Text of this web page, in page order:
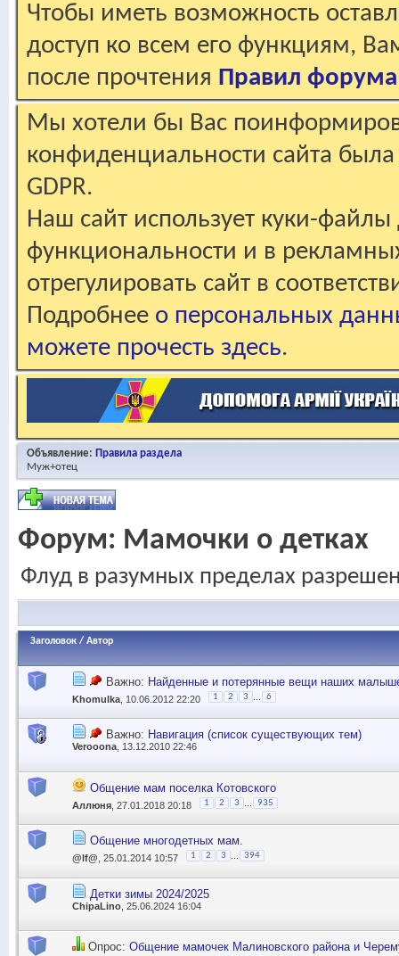
Чтобы иметь возможность
доступ ко всем его функциям,
после прочтения Правил форума
Мы хотели бы Вас
конфиденциальности сайта
GDPR.
Наш сайт использует куки-файлы
функциональности и в
отрегулировать сайт в
Подробнее о персональных
можете прочесть здесь.
Объявление: Правила раздела
Муж+отец
Форум: Мамочки о детках
Флуд в разумных пределах
Заголовок / Автор
Важно: Найденные и потерянные вещи наших
Khomulka , 10.06.2012 22:20 1 2 3 6
Важно: Навигация (список существующих тем)
Verooona, 13.12.2010 22:46
Общение мам поселка Котовского
Аллюня , 27.01.2018 20:18 1 2 3 935
Общение многодетных мам.
@lf@ , 25.01.2014 10:57 1 2 3 394
Детки зимы 2024/2025
ChipaLino , 25.06.2024 16:04
Опрос: Общение мамочек Малиновского района и